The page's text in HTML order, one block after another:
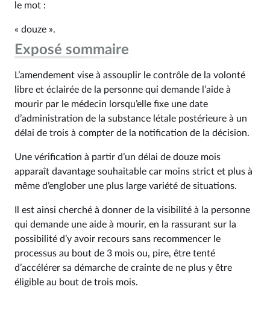
le mot :
« douze ».
Exposé sommaire
L’amendement vise à assouplir le contrôle de la volonté
libre et éclairée de la personne qui demande l’aide à
mourir par le médecin lorsqu’elle fixe une date
d’administration de la substance létale postérieure à un
délai de trois à compter de la notification de la décision.
Une vérification à partir d’un délai de douze mois
apparaît davantage souhaitable car moins strict et plus à
même d’englober une plus large variété de situations.
Il est ainsi cherché à donner de la visibilité à la personne
qui demande une aide à mourir, en la rassurant sur la
possibilité d’y avoir recours sans recommencer le
processus au bout de 3 mois ou, pire, être tenté
d’accélérer sa démarche de crainte de ne plus y être
éligible au bout de trois mois.